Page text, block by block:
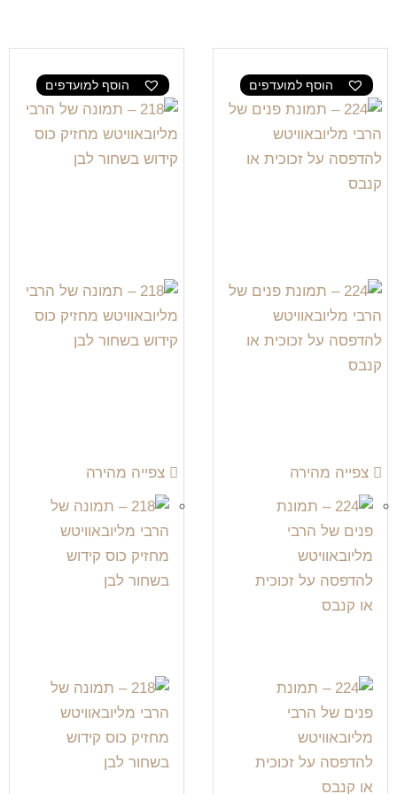
הוסף למועדפים
צפייה מהירה
הוסף למועדפים
צפייה מהירה